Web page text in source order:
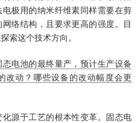
极用的纳米纤维素同样需要在剪
络结构，且要求更高的强度。目
索这个技术方向。
态电池的最终量产，预计生产设备
改动？哪些设备的改动幅度会更
化源于工艺的根本性变革。固态电